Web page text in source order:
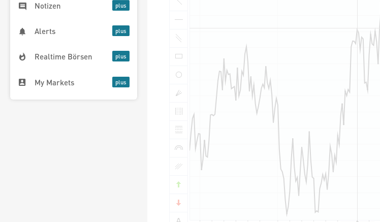
Notizen
Alerts
Realtime Börsen
My Markets